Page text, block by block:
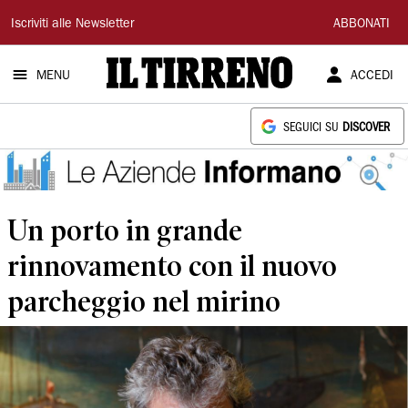
Il
Tirreno
Iscriviti alle Newsletter ABBONATI
MENU ACCEDI
SEGUICI SU DISCOVER
Un porto in grande
rinnovamento con il nuovo
parcheggio nel mirino